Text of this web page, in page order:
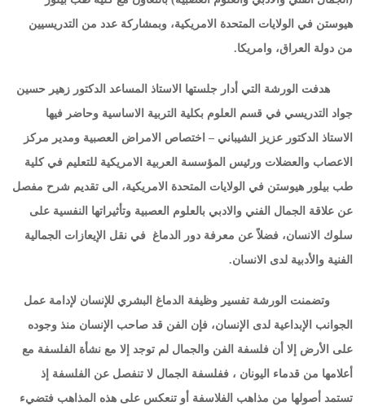
هيوستن في الولايات المتحدة الامريكية، وبمشاركة عدد من التدريسيين
من دولة العراق، وامريكا.
هدفت الورشة التي أدار جلستها الاستاذ المساعد الدكتور زهير حسين
جواد التدريسي في قسم العلوم بكلية التربية الاساسية وحاضر فيها
الاستاذ الدكتور عزيز الشيباني – اختصاص الامراض العصبية ومدير مركز
الاعصاب والعضلات ورئيس المؤسسة العربية الامريكية للتعليم في كلية
طب بيلور هيوستن في الولايات المتحدة الامريكية، الى تقديم شرح مفصل
عن علاقة الجمال الفني والادبي بالعلوم العصبية وتأثيراتها النفسية على
سلوك الانسان، فضلاً عن معرفة دور الدماغ في نقل الإيعازات الجمالية
الفنية والأدبية لدى الانسان.
وتضمنت الورشة تفسير وظيفة الدماغ البشري للإنسان لإدامة عمل
الجوانب الإبداعية لدى الإنسان، فإن الفن قد صاحب الإنسان منذ وجوده
على الأرض إلا أن فلسفة الفن والجمال لم توجد إلا مع نشأة الفلسفة مع
أعلامها من قدماء اليونان ، ففلسفة الجمال لا تنفصل عن الفلسفة إذ
تستمد أصولها من مذاهب الفلاسفة أو تنعكس على هذه المذاهب فتضيء